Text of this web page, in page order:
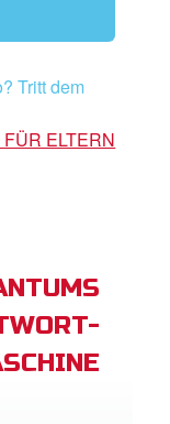
Tritt dem
FÜR ELTERN